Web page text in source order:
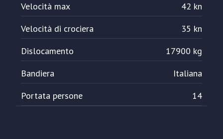
Velocità max
42 kn
Velocità di crociera
35 kn
Dislocamento
17900 kg
Bandiera
Italiana
Portata persone
14